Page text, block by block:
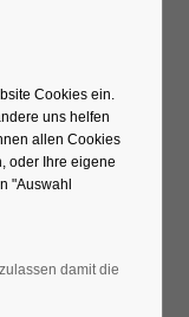
&
für Ihre
Cookies ein.
uns helfen
allen Cookies
oder Ihre eigene
"Auswahl
damit die